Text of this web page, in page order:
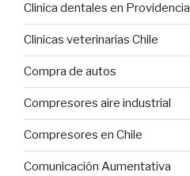
Clinica dentales en Providencia
Clinicas veterinarias Chile
Compra de autos
Compresores aire industrial
Compresores en Chile
Comunicación Aumentativa